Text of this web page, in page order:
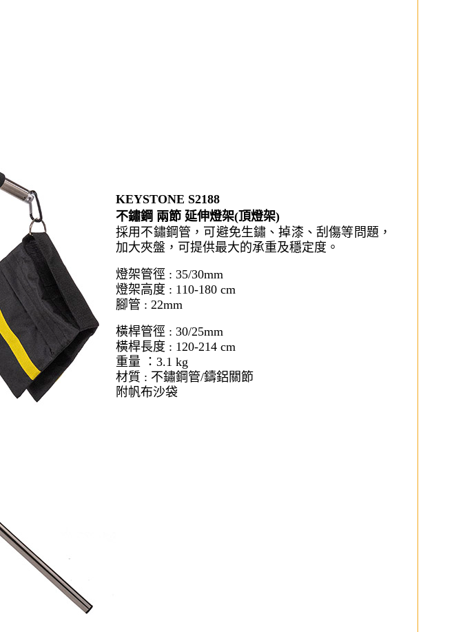
KEYSTONE S2188
不鏽鋼 兩節 延伸燈架(頂燈架)
採用不鏽鋼管，可避免生鏽、掉漆、刮傷等問題，
加大夾盤，可提供最大的承重及穩定度。
燈架管徑 : 35/30mm
燈架高度 : 110-180 cm
腳管 : 22mm
橫桿管徑 : 30/25mm
橫桿長度 : 120-214 cm
重量 ：3.1 kg
材質 : 不鏽鋼管/鑄鋁關節
附帆布沙袋